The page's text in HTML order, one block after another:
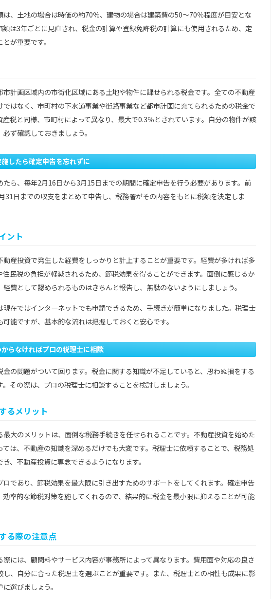
は、土地の場合は時価の約70％、建物の場合は建築費の50～70％程度が目安とな
額は3年ごとに見直され、税金の計算や登録免許税の計算にも使用されるため、定
が重要です。
市計画区域内の市街化区域にある土地や物件に課せられる税金です。全ての不動産
ではなく、市町村の下水道事業や街路事業など都市計画に充てられるための税金で
産税と同様、市町村によって異なり、最大で0.3％とされています。自分の物件が該
ず確認しておきましょう。
したら確定申告を忘れずに
たら、毎年2月16日から3月15日までの期間に確定申告を行う必要があります。前
31日までの収支をまとめて申告し、税務署がその内容をもとに税額を決定しま
ント
動産投資で発生した経費をしっかりと計上することが重要です。経費が多ければ多
住民税の負担が軽減されるため、節税効果を得ることができます。面倒に感じるか
経費として認められるものはきちんと報告し、無駄のないようにしましょう。
現在ではインターネットでも申請できるため、手続きが簡単になりました。税理士
可能ですが、基本的な流れは把握しておくと安心です。
らなければプロの税理士に相談
金の問題がついて回ります。税金に関する知識が不足していると、思わぬ損をする
その際は、プロの税理士に相談することを検討しましょう。
るメリット
最大のメリットは、面倒な税務手続きを任せられることです。不動産投資を始めた
ては、不動産の知識を深めるだけでも大変です。税理士に依頼することで、税務処
、不動産投資に専念できるようになります。
ロであり、節税効果を最大限に引き出すためのサポートをしてくれます。確定申告
効率的な節税対策を施してくれるので、結果的に税金を最小限に抑えることが可能
る際の注意点
際には、顧問料やサービス内容が事務所によって異なります。費用面や対応の良さ
し、自分に合った税理士を選ぶことが重要です。また、税理士との相性も成果に影
選びましょう。